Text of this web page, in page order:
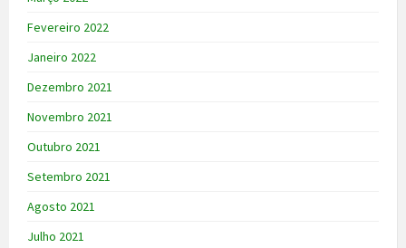
Fevereiro 2022
Janeiro 2022
Dezembro 2021
Novembro 2021
Outubro 2021
Setembro 2021
Agosto 2021
Julho 2021